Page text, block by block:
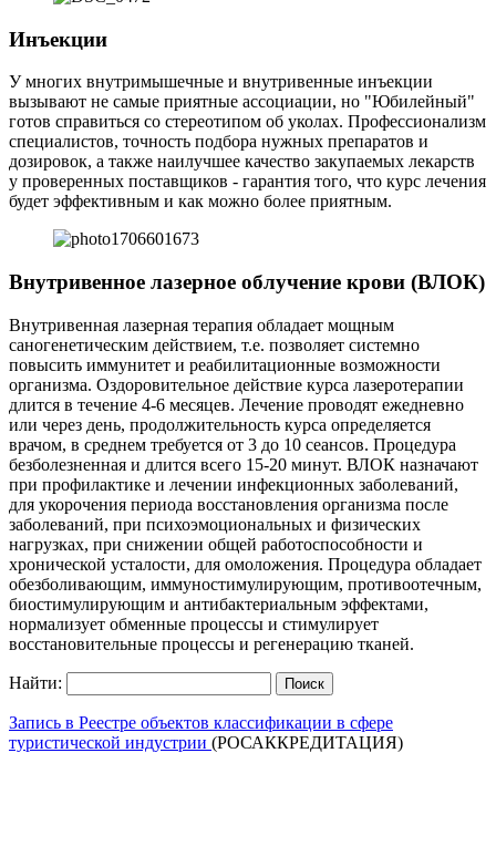
Инъекции
У многих внутримышечные и внутривенные инъекции
вызывают не самые приятные ассоциации, но "Юбилейный"
готов справиться со стереотипом об уколах. Профессионализм
специалистов, точность подбора нужных препаратов и
дозировок, а также наилучшее качество закупаемых лекарств
у проверенных поставщиков - гарантия того, что курс лечения
будет эффективным и как можно более приятным.
Внутривенное лазерное облучение крови (ВЛОК)
Внутривенная лазерная терапия обладает мощным
саногенетическим действием, т.е. позволяет системно
повысить иммунитет и реабилитационные возможности
организма. Оздоровительное действие курса лазеротерапии
длится в течение 4-6 месяцев. Лечение проводят ежедневно
или через день, продолжительность курса определяется
врачом, в среднем требуется от 3 до 10 сеансов. Процедура
безболезненная и длится всего 15-20 минут. ВЛОК назначают
при профилактике и лечении инфекционных заболеваний,
для укорочения периода восстановления организма после
заболеваний, при психоэмоциональных и физических
нагрузках, при снижении общей работоспособности и
хронической усталости, для омоложения. Процедура обладает
обезболивающим, иммуностимулирующим, противоотечным,
биостимулирующим и антибактериальным эффектами,
нормализует обменные процессы и стимулирует
восстановительные процессы и регенерацию тканей.
Найти:
Запись в Реестре объектов классификации в сфере
туристической индустрии (РОСАККРЕДИТАЦИЯ)